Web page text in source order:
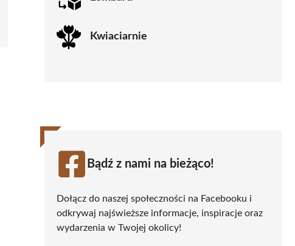
Kwiaciarnie
Bądź z nami na bieżąco!
Dołącz do naszej społeczności na Facebooku i
odkrywaj najświeższe informacje, inspiracje oraz
wydarzenia w Twojej okolicy!